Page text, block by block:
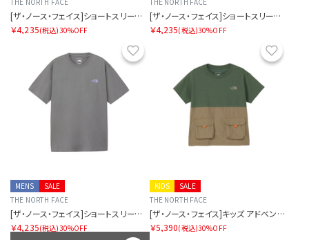
[ザ・ノース・フェイス]ショートスリーブマウンテンフラワーティー
￥4,235(税込)30%OFF
[ザ・ノース・フェイス]ショートスリーブマウンテンフラワーティー
￥4,235(税込)30%OFF
SALE
MENS
THE NORTH FACE
[ザ・ノース・フェイス]ショートスリーブマウンテンフラワーティー
￥4,235(税込)30%OFF
SALE
KIDS
THE NORTH FACE
[ザ・ノース・フェイス]キッズ アドベンチャーティー
￥5,390(税込)30%OFF